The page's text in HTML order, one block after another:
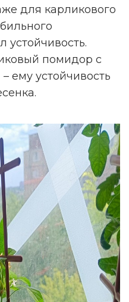
для карликового
помидор с
ему устойчивость